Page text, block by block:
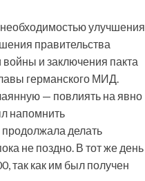
необходимостью улучшения
правительства
и заключения пакта
германского МИД.
— повлиять на явно
напомнить
продолжала делать
не поздно. В тот же день
так как им был получен